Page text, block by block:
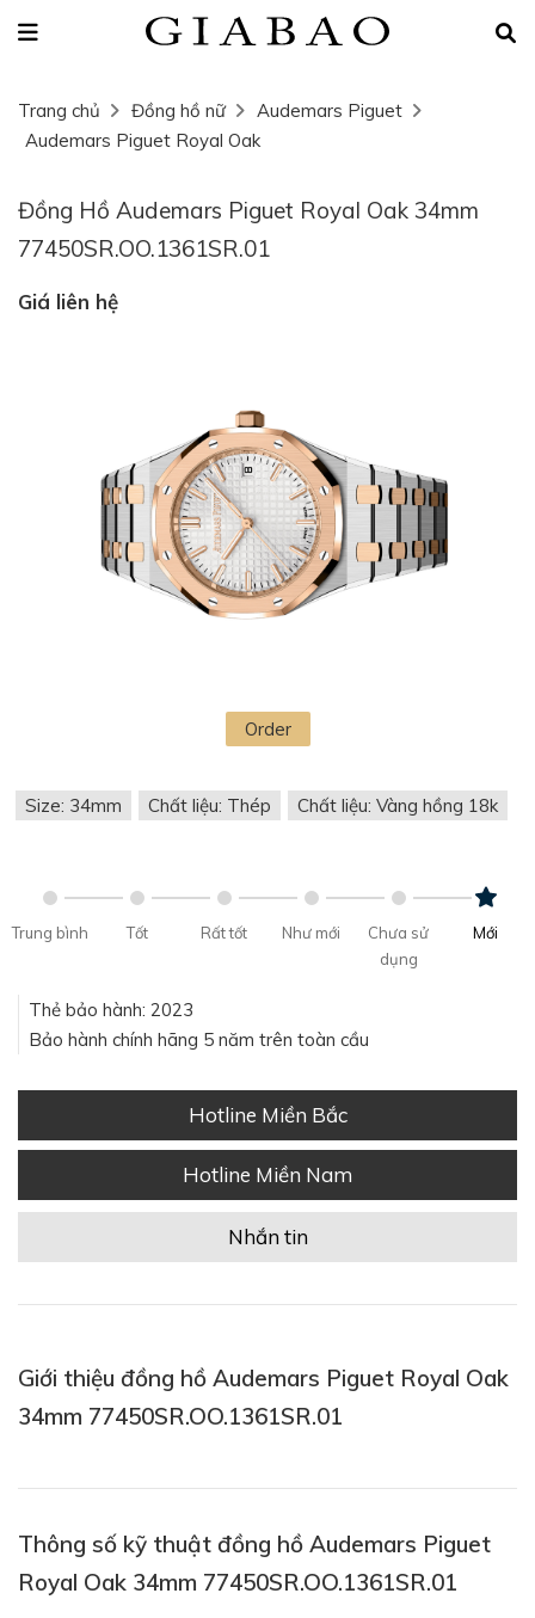
Trang chủ Đồng hồ nữ
Audemars Piguet
Audemars Piguet Royal Oak
Đồng Hồ Audemars Piguet Royal Oak 34mm
77450SR.OO.1361SR.01
Giá liên hệ
Order
Size: 34mm Chất liệu: Thép Chất liệu: Vàng hồng 18k
Trung bình Tốt Rất tốt Như mới
Chưa sử
dụng
Mới
Thẻ bảo hành: 2023
Bảo hành chính hãng 5 năm trên toàn cầu
Hotline Miền Bắc
Hotline Miền Nam
Nhắn tin
Giới thiệu đồng hồ Audemars Piguet Royal Oak
34mm 77450SR.OO.1361SR.01
Thông số kỹ thuật đồng hồ Audemars Piguet
Royal Oak 34mm 77450SR.OO.1361SR.01